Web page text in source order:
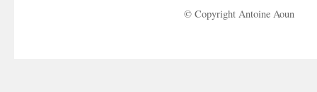
© Copyright Antoine Aoun